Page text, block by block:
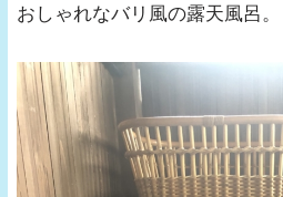
おしゃれなバリ風の露天風呂。